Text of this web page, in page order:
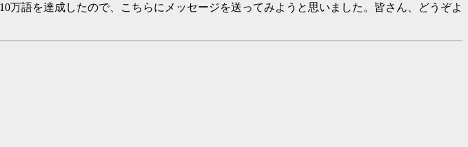
語を達成したので、こちらにメッセージを送ってみようと思いました。皆さん、どうぞよ